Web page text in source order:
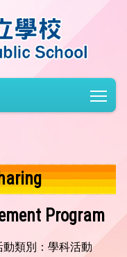
Program
動類別：學科活動